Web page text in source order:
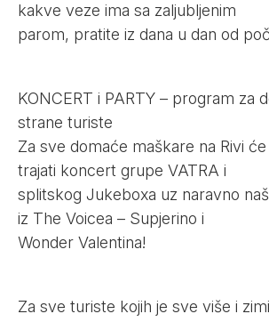
kakve veze ima sa zaljubljenim
parom, pratite iz dana u dan od
KONCERT i PARTY – program za
strane turiste
Za sve domaće maškare na Rivi
trajati koncert grupe VATRA i
splitskog Jukeboxa uz naravno
iz The Voicea – Supjerino i
Wonder Valentina!
Za sve turiste kojih je sve više i